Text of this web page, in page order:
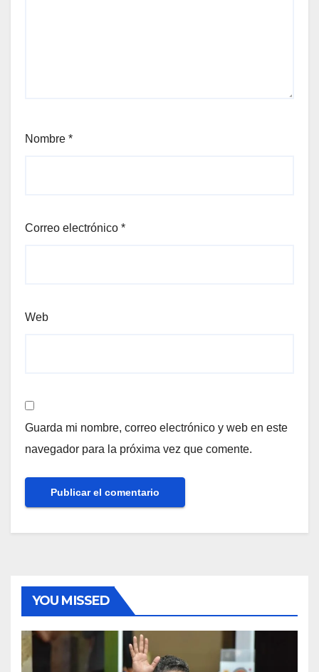
Nombre *
Correo electrónico *
Web
Guarda mi nombre, correo electrónico y web en este
navegador para la próxima vez que comente.
YOU MISSED